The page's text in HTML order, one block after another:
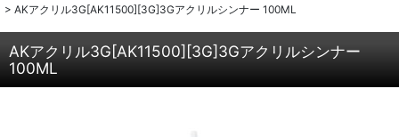
> AKアクリル3G[AK11500][3G]3Gアクリルシンナー 100ML
AKアクリル3G[AK11500][3G]3Gアクリルシンナー
100ML